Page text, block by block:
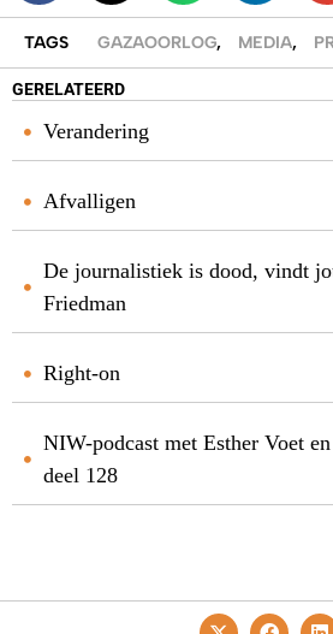
TAGS GAZAOORLOG, MEDIA,
GERELATEERD
Verandering
Afvalligen
De journalistiek is dood, vindt
Friedman
Right-on
NIW-podcast met Esther Voet en
deel 128